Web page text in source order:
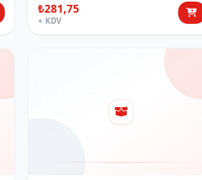
₺281,75
+ KDV